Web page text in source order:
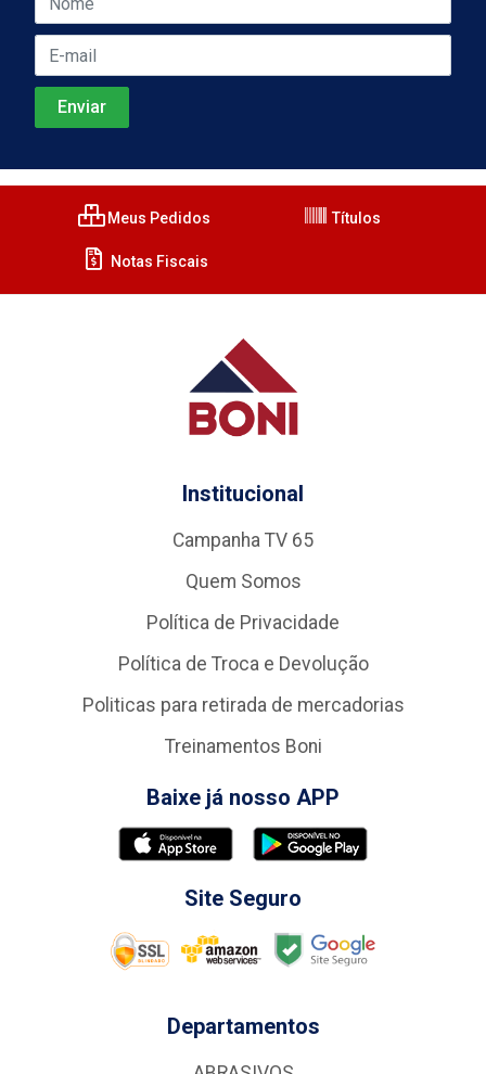
Meus Pedidos Títulos
Notas Fiscais
Institucional
Campanha TV 65
Quem Somos
Política de Privacidade
Política de Troca e Devolução
Politicas para retirada de mercadorias
Treinamentos Boni
Baixe já nosso APP
Site Seguro
Departamentos